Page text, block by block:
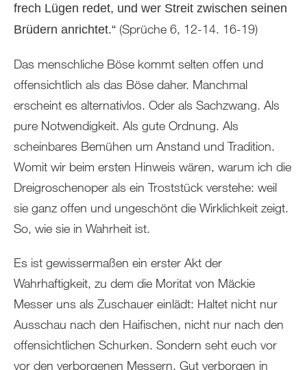
frech Lügen redet, und wer Streit zwischen seinen
Brüdern anrichtet.“ (Sprüche 6, 12-14. 16-19)
Das menschliche Böse kommt selten offen und
offensichtlich als das Böse daher. Manchmal
erscheint es alternativlos. Oder als Sachzwang. Als
pure Notwendigkeit. Als gute Ordnung. Als
scheinbares Bemühen um Anstand und Tradition.
Womit wir beim ersten Hinweis wären, warum ich die
Dreigroschenoper als ein Troststück verstehe: weil
sie ganz offen und ungeschönt die Wirklichkeit zeigt.
So, wie sie in Wahrheit ist.
Es ist gewissermaßen ein erster Akt der
Wahrhaftigkeit, zu dem die Moritat von Mäckie
Messer uns als Zuschauer einlädt: Haltet nicht nur
Ausschau nach den Haifischen, nicht nur nach den
offensichtlichen Schurken. Sondern seht euch vor
vor den verborgenen Messern. Gut verborgen in